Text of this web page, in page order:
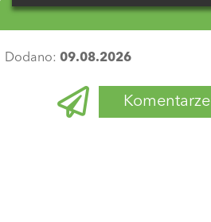
Dodano: 09.08.2026
Komentarze